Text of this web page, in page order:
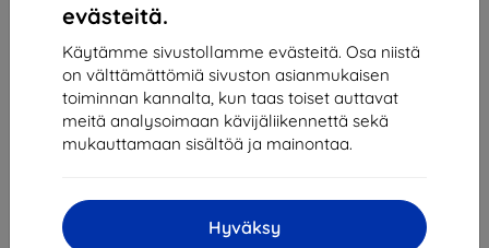
evästeitä.
Käytämme sivustollamme evästeitä. Osa niistä
on välttämättömiä sivuston asianmukaisen
toiminnan kannalta, kun taas toiset auttavat
meitä analysoimaan kävijäliikennettä sekä
mukauttamaan sisältöä ja mainontaa.
Hyväksy
Kitvision
Pidike Selfie stick Kitvision pre akčné kamery a
fotoaparáty, čierna
17,01 €